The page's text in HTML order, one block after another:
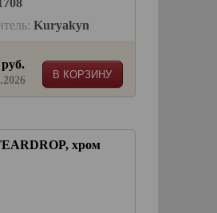
Kuryakyn
В КОРЗИНУ
хром